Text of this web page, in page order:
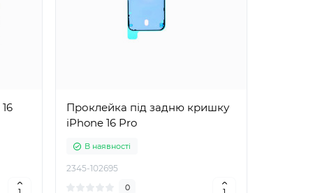
Проклейка під задню кришку
iPhone 16 Pro
В наявності
2345-102695
0